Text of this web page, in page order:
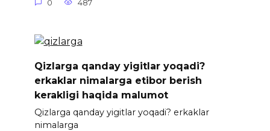
0 487
Qizlarga qanday yigitlar yoqadi?
erkaklar nimalarga etibor berish
kerakligi haqida malumot
Qizlarga qanday yigitlar yoqadi? erkaklar
nimalarga